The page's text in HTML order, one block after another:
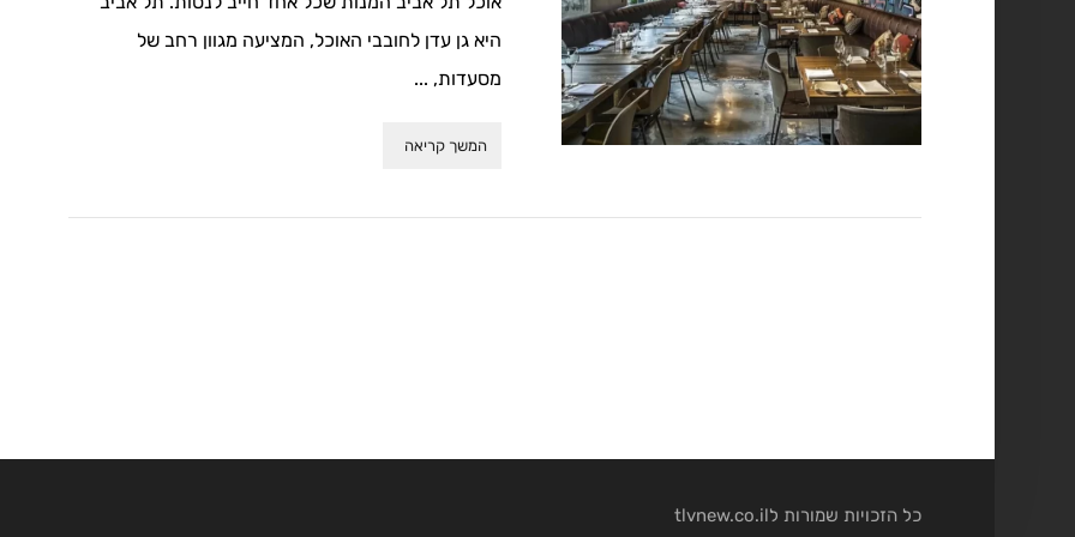
היא גן עדן לחובבי האוכל, המציעה מגוון רחב של
מסעדות, ...
המשך קריאה
כל הזכויות שמורות לtlvnew.co.il